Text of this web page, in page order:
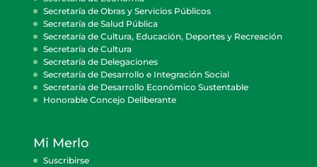
Secretaría de Obras y Servicios Públicos
Secretaría de Salud Pública
Secretaría de Cultura, Educación, Deportes y Recreación
Secretaría de Cultura
Secretaría de Delegaciones
Secretaría de Desarrollo e Integración Social
Secretaría de Desarrollo Económico Sustentable
Honorable Concejo Deliberante
Mi Merlo
Suscribirse